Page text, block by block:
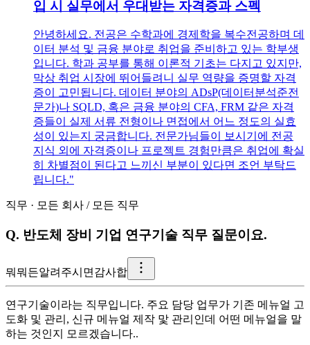
입 시 실무에서 우대받는 자격증과 스펙
안녕하세요. 전공은 수학과에 경제학을 복수전공하며 데
이터 분석 및 금융 분야로 취업을 준비하고 있는 학부생
입니다. 학과 공부를 통해 이론적 기초는 다지고 있지만,
막상 취업 시장에 뛰어들려니 실무 역량을 증명할 자격
증이 고민됩니다. 데이터 분야의 ADsP(데이터분석준전
문가)나 SQLD, 혹은 금융 분야의 CFA, FRM 같은 자격
증들이 실제 서류 전형이나 면접에서 어느 정도의 실효
성이 있는지 궁금합니다. 전문가님들이 보시기에 전공
지식 외에 자격증이나 프로젝트 경험만큼은 취업에 확실
히 차별점이 된다고 느끼신 부분이 있다면 조언 부탁드
립니다."
직무 · 모든 회사 / 모든 직무
Q. 반도체 장비 기업 연구기술 직무 질문이요.
뭐뭐든알려주시면감사합
연구기술이라는 직무입니다. 주요 담당 업무가 기존 메뉴얼 고
도화 및 관리, 신규 메뉴얼 제작 맟 관리인데 어떤 메뉴얼을 말
하는 것인지 모르겠습니다..